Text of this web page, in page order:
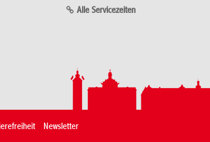
Alle Servicezeiten
Newsletter